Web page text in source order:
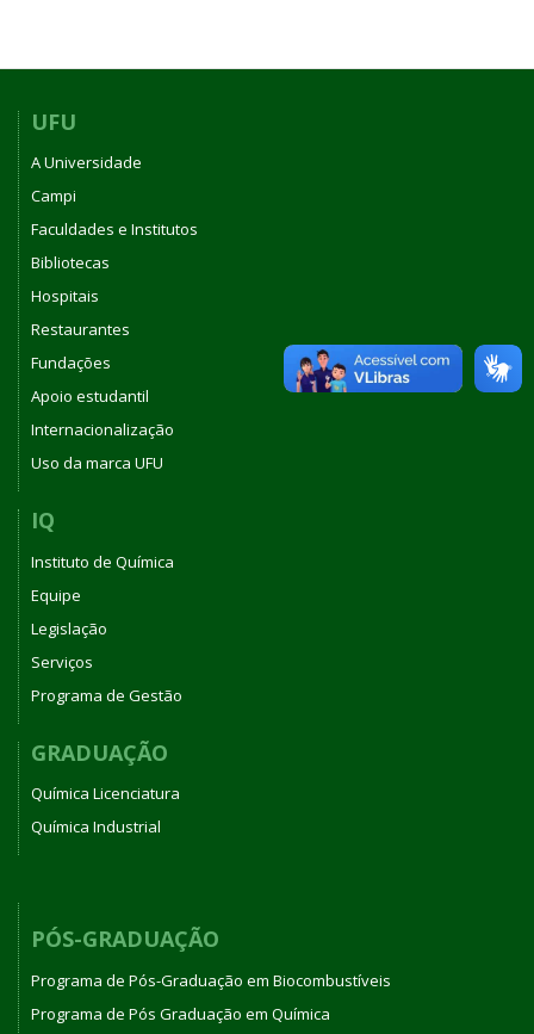
UFU
A Universidade
Campi
Faculdades e Institutos
Bibliotecas
Hospitais
Restaurantes
Fundações
Apoio estudantil
Internacionalização
Uso da marca UFU
IQ
Instituto de Química
Equipe
Legislação
Serviços
Programa de Gestão
GRADUAÇÃO
Química Licenciatura
Química Industrial
PÓS-GRADUAÇÃO
Programa de Pós-Graduação em Biocombustíveis
Programa de Pós Graduação em Química